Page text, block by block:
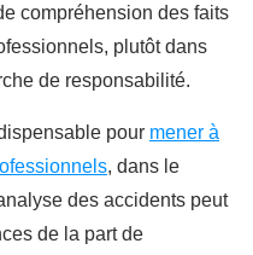
compréhension des faits
plutôt dans
de responsabilité.
pour mener à
, dans le
des accidents peut
de la part de